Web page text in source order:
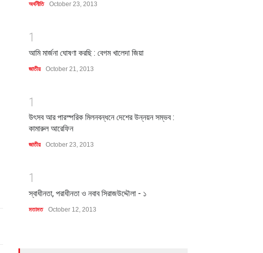
অর্থনীতি October 23, 2013
1
আমি মার্জনা ঘোষণা করছি : বেগম খালেদা জিয়া
জাতীয় October 21, 2013
1
উৎসব আর পারস্পরিক মিলনবন্ধনে দেশের উন্নয়ন সম্ভব :
কামারুল আরেফিন
জাতীয় October 23, 2013
1
স্বাধীনতা, পরাধীনতা ও নবাব সিরাজউদ্দৌলা - ১
মতামত October 12, 2013